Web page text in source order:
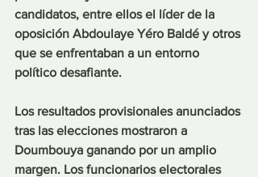
candidatos, entre ellos el líder de la
oposición Abdoulaye Yéro Baldé y otros
que se enfrentaban a un entorno
político desafiante.
Los resultados provisionales anunciados
tras las elecciones mostraron a
Doumbouya ganando por un amplio
margen. Los funcionarios electorales